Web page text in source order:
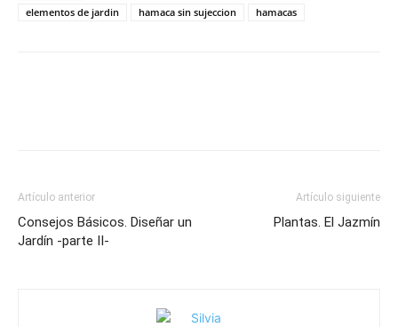
elementos de jardin
hamaca sin sujeccion hamacas
Artículo anterior
Consejos Básicos. Diseñar un
Jardín -parte II-
Artículo siguiente
Plantas. El Jazmín